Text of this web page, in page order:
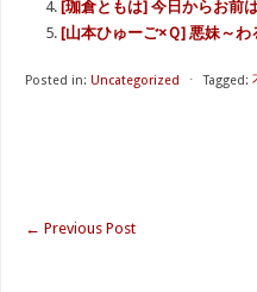
[珈倉ともは] 今日からお前
[山本ひゅーご×Ｑ] 悪妹～
Posted in: Uncategorized ⋅ Tagged:
← Previous Post